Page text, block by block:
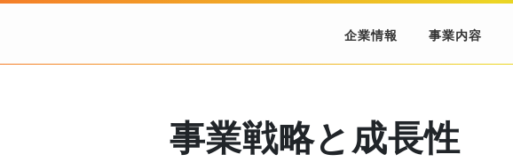
企業情報 事業内容
事業戦略と成長性